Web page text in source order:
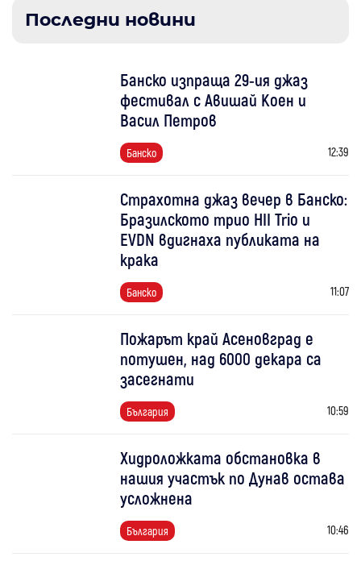
Последни новини
Банско изпраща 29-ия джаз
фестивал с Авишай Коен и
Васил Петров
Банско 12:39
Страхотна джаз вечер в Банско:
Бразилското трио HII Trio и
EVDN вдигнаха публиката на
крака
Банско 11:07
Пожарът край Асеновград е
потушен, над 6000 декара са
засегнати
България 10:59
Хидроложката обстановка в
нашия участък по Дунав остава
усложнена
България 10:46